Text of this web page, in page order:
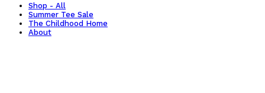
Shop - All
Summer Tee Sale
The Childhood Home
About